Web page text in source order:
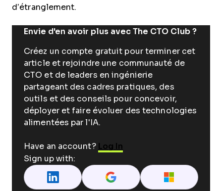
d’étranglement.
Envie d'en avoir plus avec The CTO Club ?
Créez un compte gratuit pour terminer cet
article et rejoindre une communauté de
CTO et de leaders en ingénierie
partageant des cadres pratiques, des
outils et des conseils pour concevoir,
déployer et faire évoluer des technologies
alimentées par l'IA.
Have an account? Log In
Sign up with: